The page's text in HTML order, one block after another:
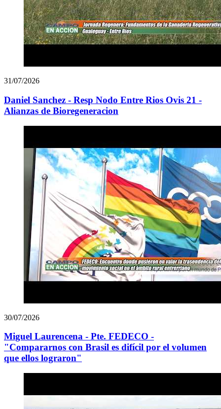
31/07/2026
Daniel Sanchez - Resp Nodo Entre Rios Ovis 21 -
Alianzas de Bioregeneracion
30/07/2026
Miguel Laurencena - Pte. FEDECO -
"Compararnos con Brasil es difícil por el volumen
que ellos lograron"